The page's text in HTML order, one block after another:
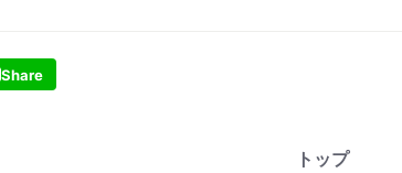
Share
トップ